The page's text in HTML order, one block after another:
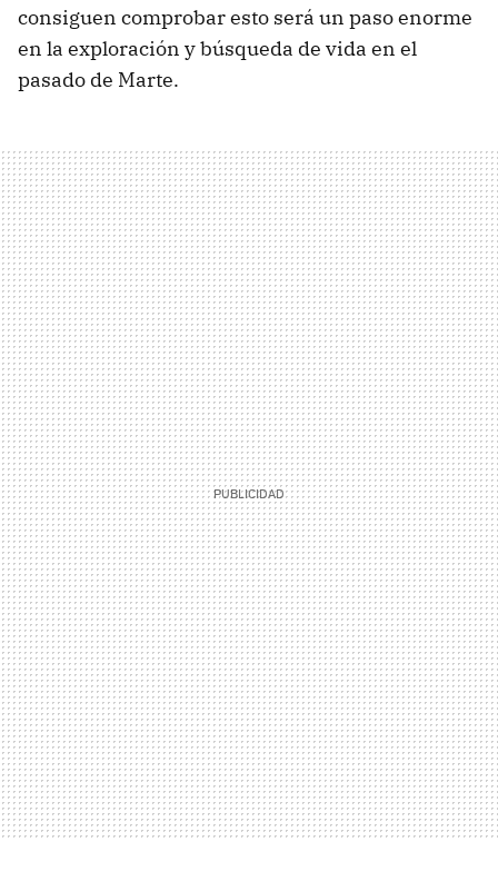
consiguen comprobar esto será un paso enorme
en la exploración y búsqueda de vida en el
pasado de Marte.